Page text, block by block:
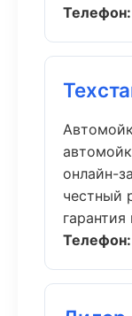
Телефон:
онлайн-
честный
гарантия
Телефон: